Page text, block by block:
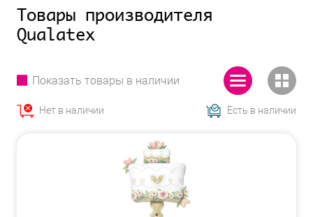
Товары производителя
Qualatex
Показать товары в наличии
Нет в наличии Есть в наличии